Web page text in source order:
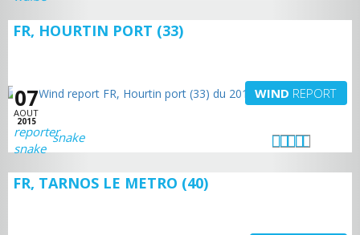
FR, HOURTIN PORT (33)
07
AOUT
2015
WIND REPORT
snake
FR, TARNOS LE METRO (40)